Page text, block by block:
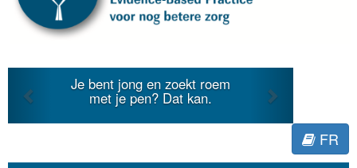
Je bent jong en zoekt roem
met je pen? Dat kan.
Previous
FR